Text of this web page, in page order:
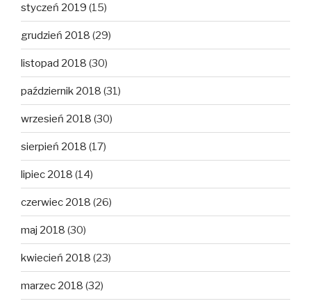
styczeń 2019 (15)
grudzień 2018 (29)
listopad 2018 (30)
październik 2018 (31)
wrzesień 2018 (30)
sierpień 2018 (17)
lipiec 2018 (14)
czerwiec 2018 (26)
maj 2018 (30)
kwiecień 2018 (23)
marzec 2018 (32)